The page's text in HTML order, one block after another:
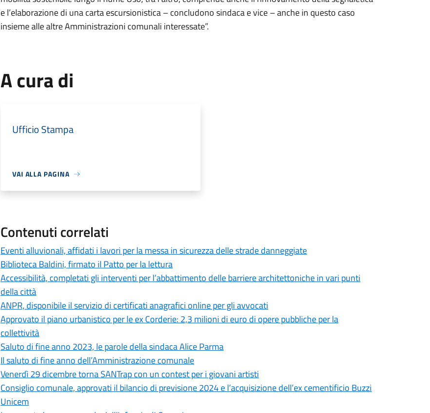
e l’elaborazione di una carta escursionistica – concludono sindaca e vice – anche in questo caso
insieme alle altre Amministrazioni comunali interessate”.
A cura di
Ufficio Stampa
VAI ALLA PAGINA
Contenuti correlati
Eventi alluvionali, affidati i lavori per la messa in sicurezza delle strade danneggiate
Biblioteca Baldini, firmato il Patto per la lettura
Accessibilità, completati gli interventi per l’abbattimento delle barriere architettoniche in vari punti
della città
ANPR, disponibile il servizio di certificati anagrafici online per gli avvocati
Approvato il piano urbanistico per le ex Corderie: 2,3 milioni di euro di opere pubbliche per la
collettività
Saluto di fine anno 2023, le parole della sindaca Alice Parma
Il saluto di fine anno dell’Amministrazione comunale
Venerdì 29 dicembre torna SANTrap con un contest per i giovani artisti
Consiglio comunale, approvati il bilancio di previsione 2024 e l’acquisizione dell’ex cementificio Buzzi
Unicem